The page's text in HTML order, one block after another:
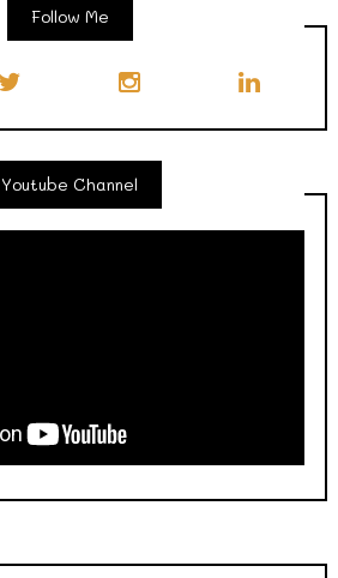
Follow Me
Youtube Channel